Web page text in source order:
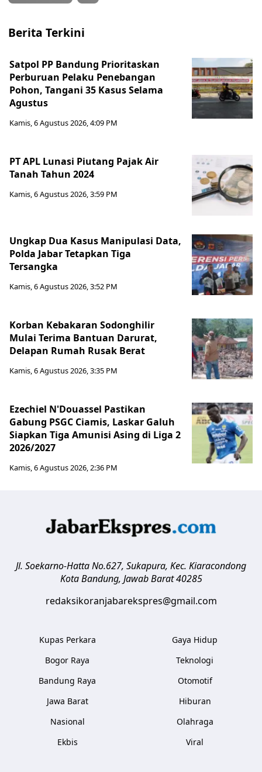
Berita Terkini
Satpol PP Bandung Prioritaskan
Perburuan Pelaku Penebangan
Pohon, Tangani 35 Kasus Selama
Agustus
Kamis, 6 Agustus 2026, 4:09 PM
PT APL Lunasi Piutang Pajak Air
Tanah Tahun 2024
Kamis, 6 Agustus 2026, 3:59 PM
Ungkap Dua Kasus Manipulasi Data,
Polda Jabar Tetapkan Tiga
Tersangka
Kamis, 6 Agustus 2026, 3:52 PM
Korban Kebakaran Sodonghilir
Mulai Terima Bantuan Darurat,
Delapan Rumah Rusak Berat
Kamis, 6 Agustus 2026, 3:35 PM
Ezechiel N'Douassel Pastikan
Gabung PSGC Ciamis, Laskar Galuh
Siapkan Tiga Amunisi Asing di Liga 2
2026/2027
Kamis, 6 Agustus 2026, 2:36 PM
Jl. Soekarno-Hatta No.627, Sukapura, Kec. Kiaracondong
Kota Bandung, Jawab Barat 40285
redaksikoranjabarekspres@gmail.com
Kupas Perkara
Bogor Raya
Bandung Raya
Jawa Barat
Nasional
Ekbis
Gaya Hidup
Teknologi
Otomotif
Hiburan
Olahraga
Viral